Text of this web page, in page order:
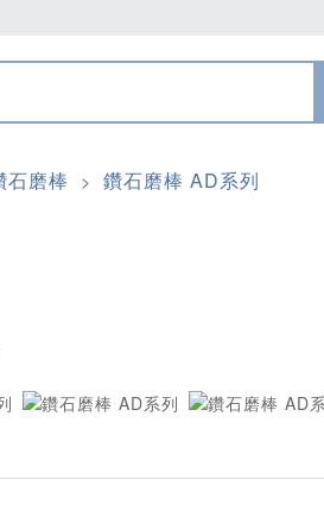
石磨棒 > 鑽石磨棒 AD系列